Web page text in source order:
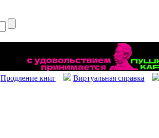
Продление книг Виртуальная справка